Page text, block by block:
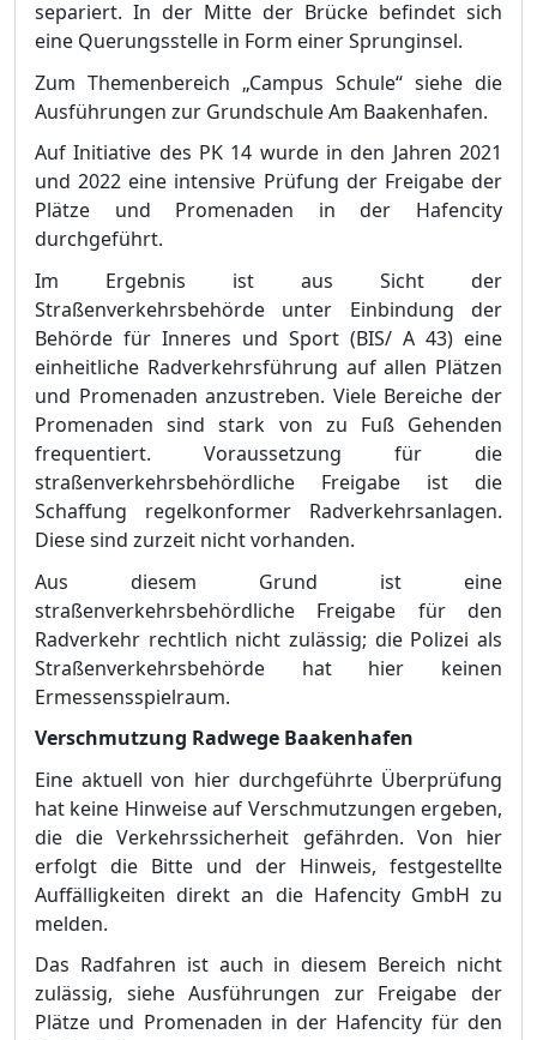
separiert. In der Mitte der Brücke befindet sich
eine Querungsstelle in Form einer Sprunginsel.
Zum Themenbereich „Campus Schule“ siehe die
Ausführungen zur Grundschule Am Baakenhafen.
Auf Initiative des PK 14 wurde in den Jahren 2021
und 2022 eine intensive Prüfung der Freigabe der
Plätze und Promenaden in der Hafencity
durchgeführt.
Im Ergebnis ist aus Sicht der
Straßenverkehrsbehörde unter Einbindung der
Behörde für Inneres und Sport (BIS/ A 43) eine
einheitliche Radverkehrsführung auf allen Plätzen
und Promenaden anzustreben. Viele Bereiche der
Promenaden sind stark von zu FußGehenden
frequentiert. Voraussetzung für die
straßenverkehrsbehördliche Freigabe ist die
Schaffung regelkonformer Radverkehrsanlagen.
Diese sind zurzeit nicht vorhanden.
Aus diesem Grund ist eine
straßenverkehrsbehördliche Freigabe für den
Radverkehr rechtlich nicht zulässig; die Polizei als
Straßenverkehrsbehörde hat hier keinen
Ermessensspielraum.
Verschmutzung Radwege Baakenhafen
Eine aktuell von hier durchgeführte Überprüfung
hat keine Hinweise auf Verschmutzungen ergeben,
die die Verkehrssicherheit gefährden. Von hier
erfolgt die Bitte und der Hinweis, festgestellte
Auffälligkeiten direkt an die Hafencity GmbH zu
melden.
Das Radfahren ist auch in diesem Bereich nicht
zulässig, sieheAusführungen zur Freigabe der
Plätze und Promenaden in der Hafencity für den